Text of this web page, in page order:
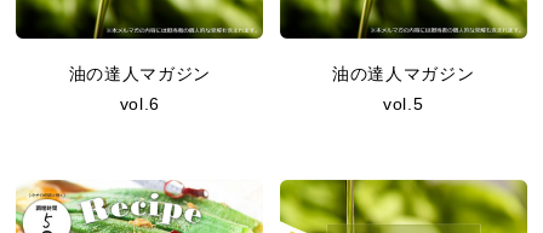
油の達人マガジン
vol.6
油の達人マガジン
vol.5